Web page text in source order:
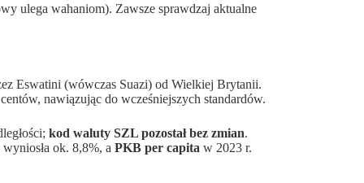
ulega wahaniom). Zawsze sprawdzaj aktualne
Eswatini (wówczas Suazi) od Wielkiej Brytanii.
nawiązując do wcześniejszych standardów.
kod waluty SZL pozostał bez zmian.
wyniosła ok. 8,8%, a PKB per capita w 2023 r.